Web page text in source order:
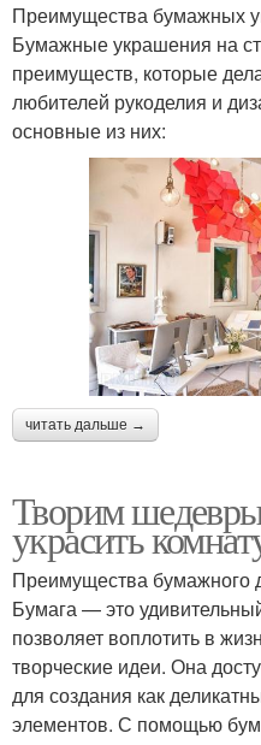
Преимущества бумажных
Бумажные украшения на
преимуществ, которые
любителей рукоделия и
основные из них:
читать дальше →
Творим
украсить
Преимущества бумажного
Бумага — это
позволяет воплотить в
творческие идеи. Она
для создания как
элементов. С помощью